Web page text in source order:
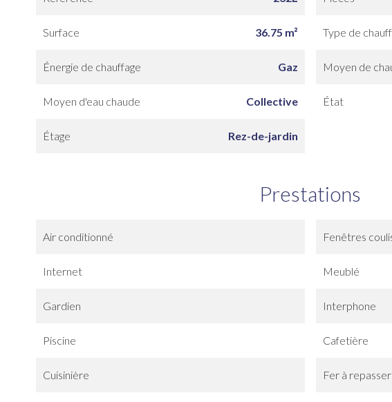
Surface 36.75 m² Type de
Énergie de chauffage Gaz Moyen de
Moyen d'eau chaude Collective État
Étage Rez-de-jardin
Prestations
Air conditionné Fenêtres
Internet Meublé
Gardien Interphone
Piscine Cafetière
Cuisinière Fer à repasser